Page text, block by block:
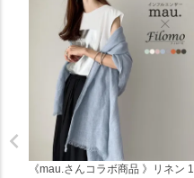
《mau.さんコラボ商品 》リネン 1